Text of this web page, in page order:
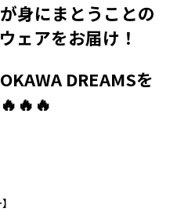
身にまとうことの
ェアをお届け！
DREAMSを